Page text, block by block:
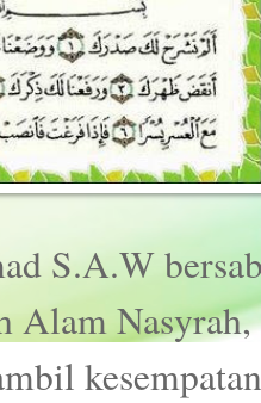
S.A.W
Alam